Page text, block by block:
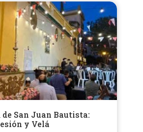
San Juan Bautista:
y Velá